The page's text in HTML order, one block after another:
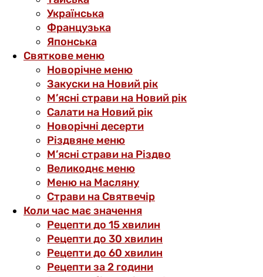
Українська
Французька
Японська
Святкове меню
Новорічне меню
Закуски на Новий рік
М’ясні страви на Новий рік
Салати на Новий рік
Новорічні десерти
Різдвяне меню
М’ясні страви на Різдво
Великоднє меню
Меню на Масляну
Страви на Святвечір
Коли час має значення
Рецепти до 15 хвилин
Рецепти до 30 хвилин
Рецепти до 60 хвилин
Рецепти за 2 години